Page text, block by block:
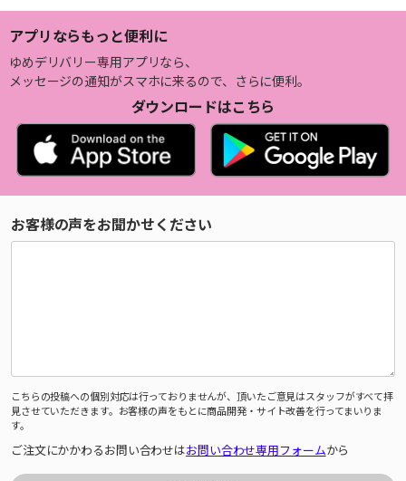
アプリならもっと便利に
ゆめデリバリー専用アプリなら、
メッセージの通知がスマホに来るので、さらに便利。
ダウンロードはこちら
お客様の声をお聞かせください
こちらの投稿への個別対応は行っておりませんが、頂いたご意見はスタッフがすべて拝
見させていただきます。お客様の声をもとに商品開発・サイト改善を行ってまいりま
す。
ご注文にかかわるお問い合わせはお問い合わせ専用フォームから